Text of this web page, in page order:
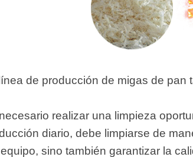
de producción de migas de pan
realizar una limpieza
diario, debe limpiarse de
sino también garantizar la